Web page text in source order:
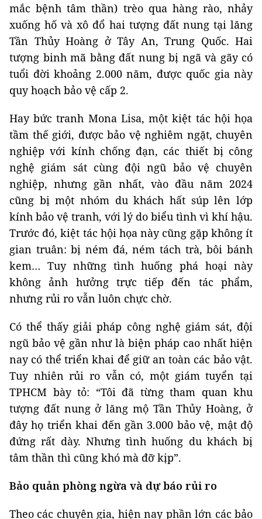
mắc bệnh tâm thần) trèo qua hàng rào, nhảy
xuống hố và xô đổ hai tượng đất nung tại lăng
Tần Thủy Hoàng ở Tây An, Trung Quốc. Hai
tượng binh mã bằng đất nung bị ngã và gãy có
tuổi đời khoảng 2.000 năm, được quốc gia này
quy hoạch bảo vệ cấp 2.
Hay bức tranh Mona Lisa, một kiệt tác hội họa
tầm thế giới, được bảo vệ nghiêm ngặt, chuyên
nghiệp với kính chống đạn, các thiết bị công
nghệ giám sát cùng đội ngũ bảo vệ chuyên
nghiệp, nhưng gần nhất, vào đầu năm 2024
cũng bị một nhóm du khách hất súp lên lớp
kính bảo vệ tranh, với lý do biểu tình vì khí hậu.
Trước đó, kiệt tác hội họa này cũng gặp không ít
gian truân: bị ném đá, ném tách trà, bôi bánh
kem… Tuy những tình huống phá hoại này
không ảnh hưởng trực tiếp đến tác phẩm,
nhưng rủi ro vẫn luôn chực chờ.
Có thể thấy giải pháp công nghệ giám sát, đội
ngũ bảo vệ gần như là biện pháp cao nhất hiện
nay có thể triển khai để giữ an toàn các bảo vật.
Tuy nhiên rủi ro vẫn có, một giám tuyển tại
TPHCM bày tỏ: “Tôi đã từng tham quan khu
tượng đất nung ở lăng mộ Tần Thủy Hoàng, ở
đây họ triển khai đến gần 3.000 bảo vệ, mật độ
đứng rất dày. Nhưng tình huống du khách bị
tâm thần thì cũng khó mà đỡ kịp”.
Bảo quản phòng ngừa và dự báo rủi ro
Theo các chuyên gia, hiện nay phần lớn các bảo